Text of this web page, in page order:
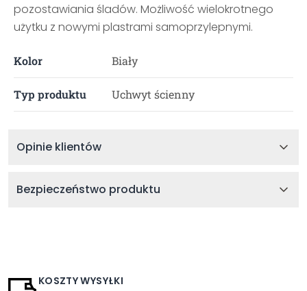
pozostawiania śladów. Możliwość wielokrotnego
użytku z nowymi plastrami samoprzylepnymi.
Kolor Biały
Typ produktu Uchwyt ścienny
Opinie klientów
Bezpieczeństwo produktu
KOSZTY WYSYŁKI